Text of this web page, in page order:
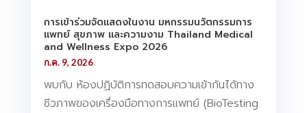
การเข้าร่วมจัดแสดงในงาน มหกรรมนวัตกรรมการ
แพทย์ สุขภาพ และความงาม Thailand Medical
and Wellness Expo 2026
ก.ค. 9, 2026
พบกับ ห้องปฏิบัติการทดสอบความเข้ากันได้ทาง
ชีวภาพของเครื่องมือทางการแพทย์ (BioTesting